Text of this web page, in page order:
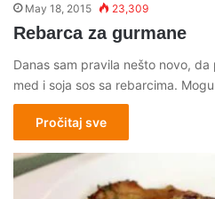
May 18, 2015 23,309
Rebarca za gurmane
Danas sam pravila nešto novo,
med i soja sos sa rebarcima.
Pročitaj sve